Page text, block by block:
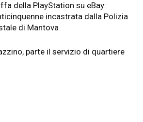
della PlayStation su eBay:
incastrata dalla Polizia
di Mantova
parte il servizio di quartiere